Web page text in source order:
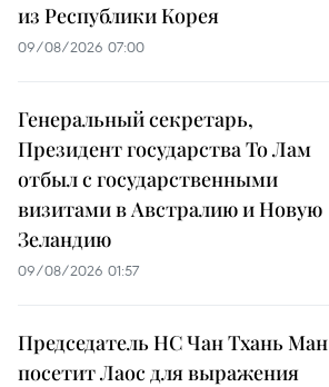
из Республики Корея
09/08/2026 07:00
Генеральный секретарь,
Президент государства То Лам
отбыл с государственными
визитами в Австралию и Новую
Зеландию
09/08/2026 01:57
Председатель НС Чан Тхань Ман
посетит Лаос для выражения